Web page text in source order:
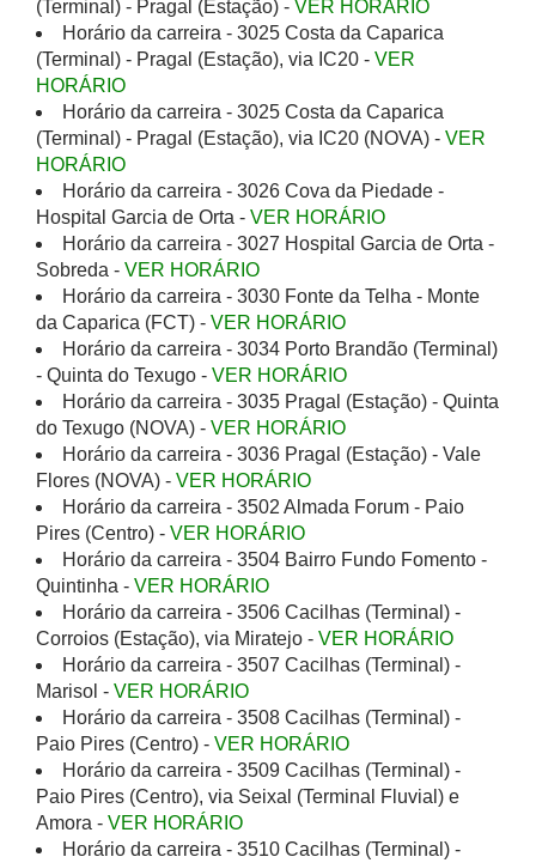
(Terminal) - Pragal (Estação) - VER HORÁRIO
Horário da carreira - 3025 Costa da Caparica
(Terminal) - Pragal (Estação), via IC20 - VER
HORÁRIO
Horário da carreira - 3025 Costa da Caparica
(Terminal) - Pragal (Estação), via IC20 (NOVA) - VER
HORÁRIO
Horário da carreira - 3026 Cova da Piedade -
Hospital Garcia de Orta - VER HORÁRIO
Horário da carreira - 3027 Hospital Garcia de Orta -
Sobreda - VER HORÁRIO
Horário da carreira - 3030 Fonte da Telha - Monte
da Caparica (FCT) - VER HORÁRIO
Horário da carreira - 3034 Porto Brandão (Terminal)
- Quinta do Texugo - VER HORÁRIO
Horário da carreira - 3035 Pragal (Estação) - Quinta
do Texugo (NOVA) - VER HORÁRIO
Horário da carreira - 3036 Pragal (Estação) - Vale
Flores (NOVA) - VER HORÁRIO
Horário da carreira - 3502 Almada Forum - Paio
Pires (Centro) - VER HORÁRIO
Horário da carreira - 3504 Bairro Fundo Fomento -
Quintinha - VER HORÁRIO
Horário da carreira - 3506 Cacilhas (Terminal) -
Corroios (Estação), via Miratejo - VER HORÁRIO
Horário da carreira - 3507 Cacilhas (Terminal) -
Marisol - VER HORÁRIO
Horário da carreira - 3508 Cacilhas (Terminal) -
Paio Pires (Centro) - VER HORÁRIO
Horário da carreira - 3509 Cacilhas (Terminal) -
Paio Pires (Centro), via Seixal (Terminal Fluvial) e
Amora - VER HORÁRIO
Horário da carreira - 3510 Cacilhas (Terminal) -